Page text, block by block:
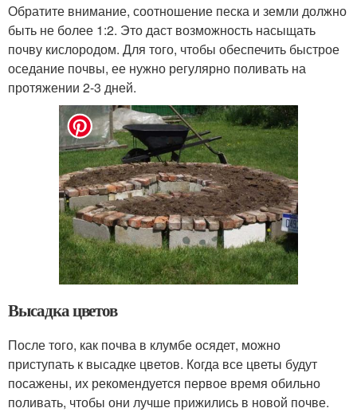
Обратите внимание, соотношение песка и земли должно
быть не более 1:2. Это даст возможность насыщать
почву кислородом. Для того, чтобы обеспечить быстрое
оседание почвы, ее нужно регулярно поливать на
протяжении 2-3 дней.
Высадка цветов
После того, как почва в клумбе осядет, можно
приступать к высадке цветов. Когда все цветы будут
посажены, их рекомендуется первое время обильно
поливать, чтобы они лучше прижились в новой почве.